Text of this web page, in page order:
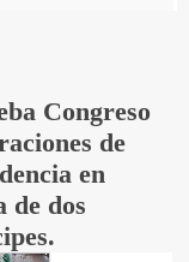
Congreso
de
en
de dos